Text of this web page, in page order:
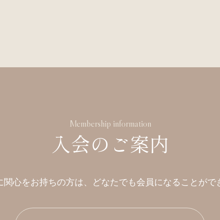
Membership information
入会のご案内
関心をお持ちの方は、 どなたでも会員になることがで